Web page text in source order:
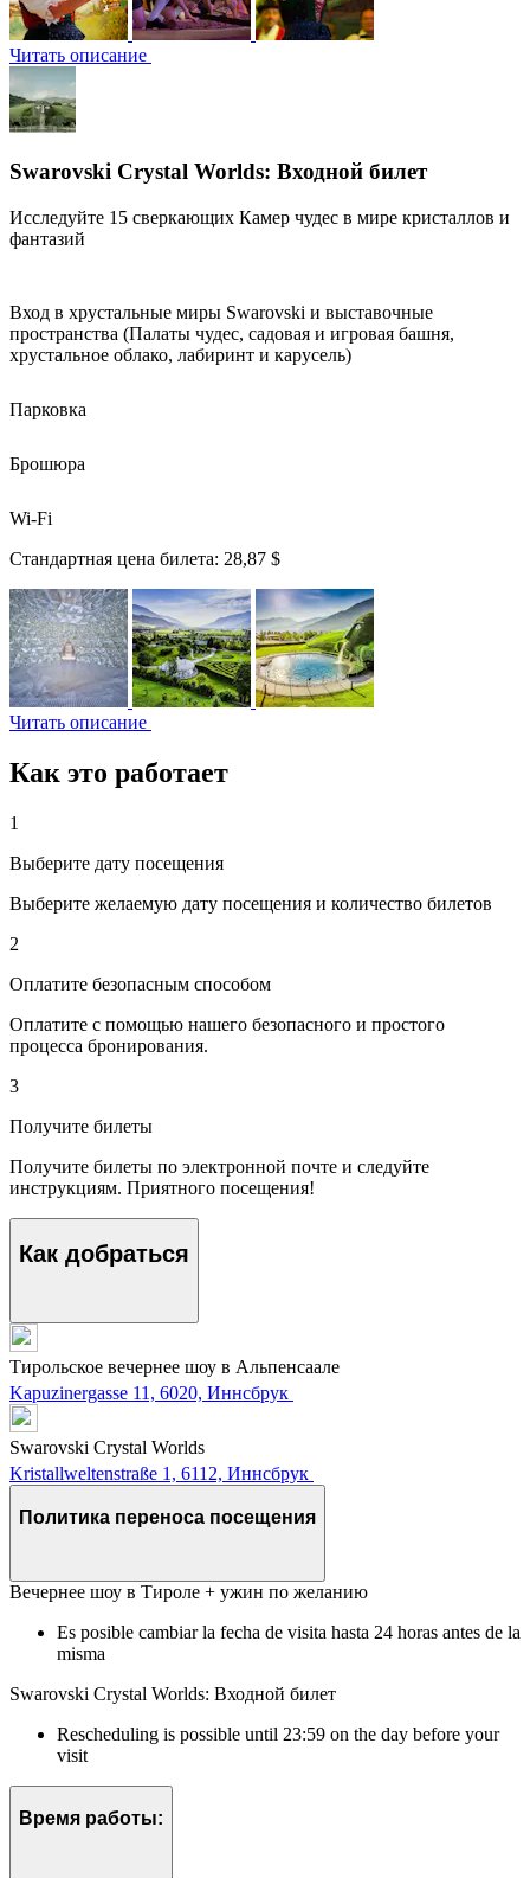
Читать описание
Swarovski Crystal Worlds: Входной билет
Исследуйте 15 сверкающих Камер чудес в мире кристаллов и
фантазий
Вход в хрустальные миры Swarovski и выставочные
пространства (Палаты чудес, садовая и игровая башня,
хрустальное облако, лабиринт и карусель)
Парковка
Брошюра
Wi-Fi
Стандартная цена билета: 28,87 $
Читать описание
Как это работает
1
Выберите дату посещения
Выберите желаемую дату посещения и количество билетов
2
Оплатите безопасным способом
Оплатите с помощью нашего безопасного и простого
процесса бронирования.
3
Получите билеты
Получите билеты по электронной почте и следуйте
инструкциям. Приятного посещения!
Как добраться
Тирольское вечернее шоу в Альпенсаале
Kapuzinergasse 11, 6020, Иннсбрук
Swarovski Crystal Worlds
Kristallweltenstraße 1, 6112, Иннсбрук
Политика переноса посещения
Вечернее шоу в Тироле + ужин по желанию
Es posible cambiar la fecha de visita hasta 24 horas antes de la
misma
Swarovski Crystal Worlds: Входной билет
Rescheduling is possible until 23:59 on the day before your
visit
Время работы: